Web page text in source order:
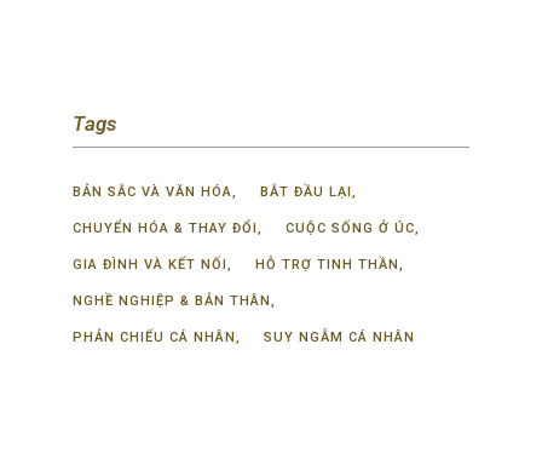
Tags
BẢN SẮC VÀ VĂN HÓA BẮT ĐẦU LẠI
CHUYỂN HÓA & THAY ĐỔI CUỘC SỐNG Ở ÚC
GIA ĐÌNH VÀ KẾT NỐI HỖ TRỢ TINH THẦN
NGHỀ NGHIỆP & BẢN THÂN
PHẢN CHIẾU CÁ NHÂN SUY NGẪM CÁ NHÂN